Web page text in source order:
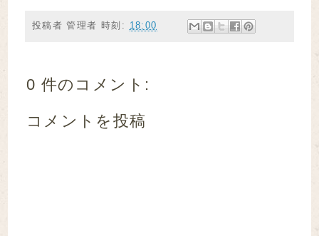
投稿者管理者 時刻: 18:00
0 件のコメント:
コメントを投稿